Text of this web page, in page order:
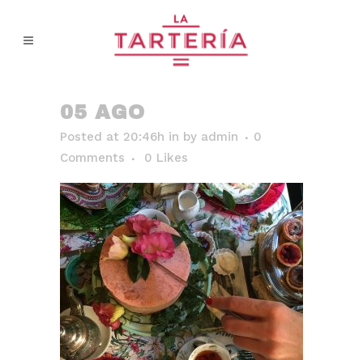
05 AGO
Posted at 20:46h in by admin
0
Comments
0 Likes